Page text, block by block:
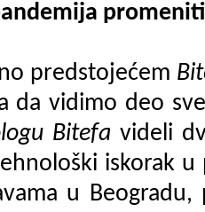
predstojećem
vidimo deo
Bitefa videli
iskorak
u